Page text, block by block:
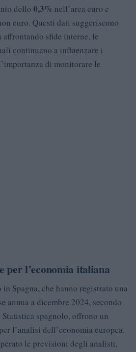
dello 0,3% nell’area euro e
euro. Questi dati suggeriscono
affrontando sfide interne, le
continuano a influenzare i
di monitorare le
per l’economia italiana
Spagna, che hanno registrato una
annua a dicembre 2024, secondo
spagnolo, offrono un
l’analisi dell’economia europea.
le previsioni degli analisti,